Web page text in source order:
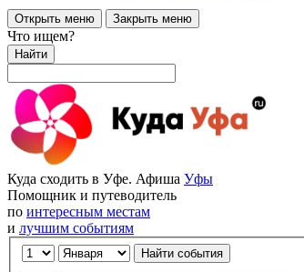
Открыть меню Закрыть меню
Что ищем?
Найти
Куда сходить в Уфе. Афиша Уфы
Помощник и путеводитель
по интересным местам
и лучшим событиям